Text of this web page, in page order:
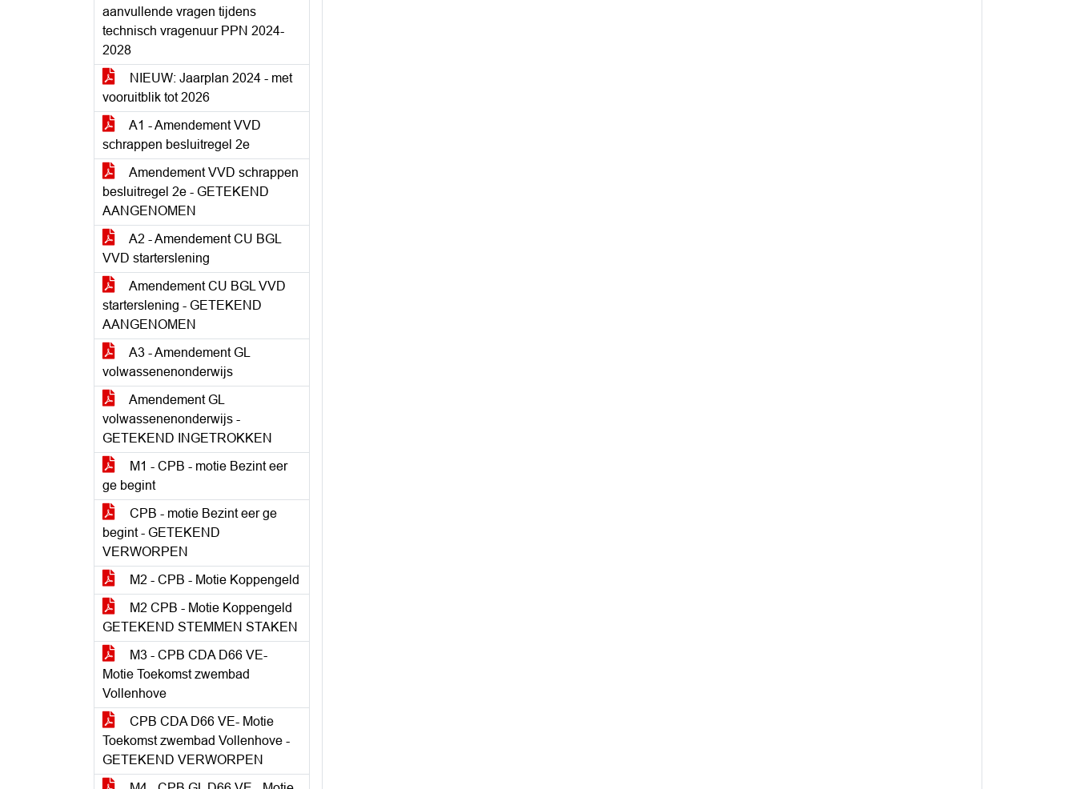
aanvullende vragen tijdens
technisch vragenuur PPN 2024-
2028
NIEUW: Jaarplan 2024 - met
vooruitblik tot 2026
A1 - Amendement VVD
schrappen besluitregel 2e
Amendement VVD schrappen
besluitregel 2e - GETEKEND
AANGENOMEN
A2 - Amendement CU BGL
VVD starterslening
Amendement CU BGL VVD
starterslening - GETEKEND
AANGENOMEN
A3 - Amendement GL
volwassenenonderwijs
Amendement GL
volwassenenonderwijs -
GETEKEND INGETROKKEN
M1 - CPB - motie Bezint eer
ge begint
CPB - motie Bezint eer ge
begint - GETEKEND
VERWORPEN
M2 - CPB - Motie Koppengeld
M2 CPB - Motie Koppengeld
GETEKEND STEMMEN STAKEN
M3 - CPB CDA D66 VE-
Motie Toekomst zwembad
Vollenhove
CPB CDA D66 VE- Motie
Toekomst zwembad Vollenhove -
GETEKEND VERWORPEN